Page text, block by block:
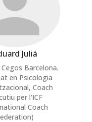
Juliá
Barcelona.
en Psicologia
Coach
per l'ICF
Coach